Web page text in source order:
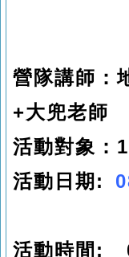
營隊講師：
+大兜老師
活動對象：
活動日期:
活動時間: